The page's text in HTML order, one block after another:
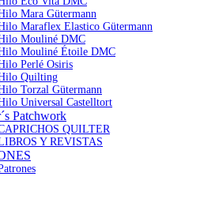
Mara Gütermann
Maraflex Elastico Gütermann
Mouliné DMC
Mouliné Étoile DMC
Perlé Osiris
Quilting
Torzal Gütermann
Universal Castelltort
Patchwork
QUILTER
Y REVISTAS